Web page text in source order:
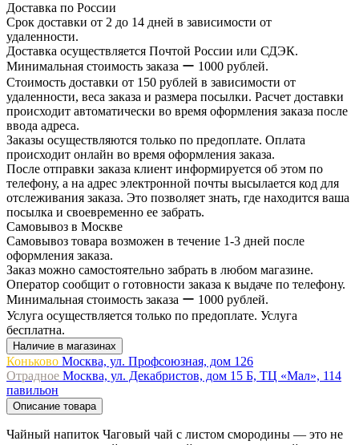
Доставка по России
Срок доставки от 2 до 14 дней в зависимости от
удаленности.
Доставка осуществляется Почтой России или СДЭК.
Минимальная стоимость заказа ー 1000 рублей.
Стоимость доставки от 150 рублей в зависимости от
удаленности, веса заказа и размера посылки. Расчет доставки
происходит автоматически во время оформления заказа после
ввода адреса.
Заказы осуществляются только по предоплате. Оплата
происходит онлайн во время оформления заказа.
После отправки заказа клиент информируется об этом по
телефону, а на адрес электронной почты высылается код для
отслеживания заказа. Это позволяет знать, где находится ваша
посылка и своевременно ее забрать.
Самовывоз в Москве
Самовывоз товара возможен в течение 1-3 дней после
оформления заказа.
Заказ можно самостоятельно забрать в любом магазине.
Оператор сообщит о готовности заказа к выдаче по телефону.
Минимальная стоимость заказа ー 1000 рублей.
Услуга осуществляется только по предоплате. Услуга
бесплатна.
Наличие в магазинах
Коньково Москва, ул. Профсоюзная, дом 126
Отрадное Москва, ул. Декабристов, дом 15 Б, ТЦ «Мал», 114
павильон
Описание товара
Чайный напиток Чаговый чай с листом смородины — это не